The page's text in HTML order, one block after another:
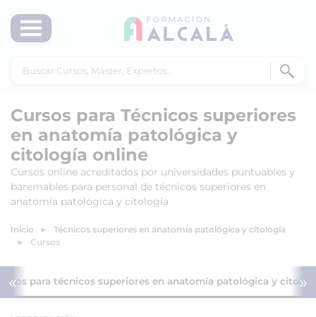
Cursos para Técnicos superiores
en anatomía patológica y
citología online
Cursos online acreditados por universidades puntuables y
baremables para personal de técnicos superiores en
anatomía patológica y citología
Inicio
Técnicos superiores en anatomía patológica y citología
Cursos
« para técnicos superiores en anatomía patológica y »